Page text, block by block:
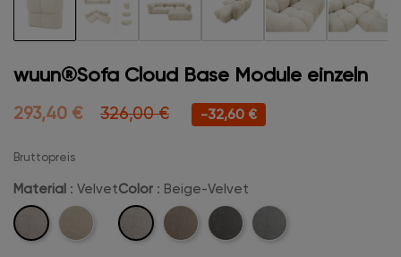
wuun®Sofa Cloud Base Module einzeln
293,40 € 326,00 € -32,60 €
Bruttopreis
Material : Velvet
Velvet Boucle
Color : Beige-Velvet
Beige-
Velvet
Camel-Anthrazit-Hellgrau-